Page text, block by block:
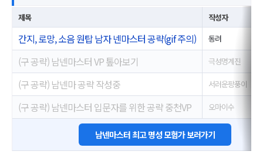
제목 작성자
간지, 로망, 소음 원탑 남자 넨마스터 공략(gif 주의) 동려
(구 공략) 남넨마스터 VP 톺아보기 극성명계진
(구 공략) 남넨마 공략 작성중 서러운팡풍이
(구 공략) 남넨마스터 입문자를 위한 공략 중천VP 오마이수
남넨마스터 최고 명성 모험가 보러가기